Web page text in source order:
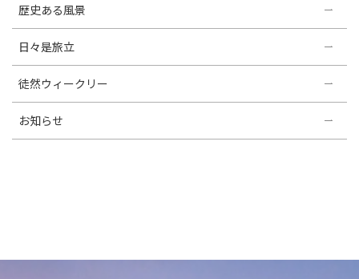
歴史ある風景
日々是旅立
徒然ウィークリー
お知らせ